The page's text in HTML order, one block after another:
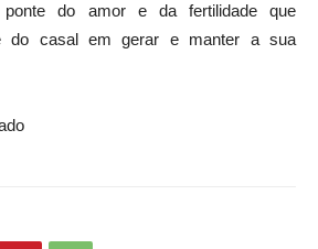
do amor e da fertilidade que
do casal em gerar e manter a sua